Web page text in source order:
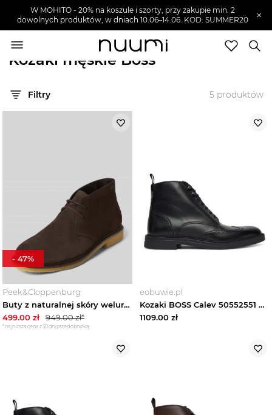
W MOHITO - 20% na koszule i szorty, przy zakupie min. 2
dowolnych produktów, w dniach 10.06–14.06. KOD: SUMMER20
×
Kozaki męskie Boss
Filtry 5 produktów
Peek&Cloppenburg
Buty z naturalnej skóry welurowej model ‘KOPE’ Boss Ciemnobrązowy
499.00 zł 949.00zł*
*najniższa cena z 30 dni przed obniżką
- 47%
eobuwie.pl
Kozaki BOSS Calev 50552551 Czarny
1109.00 zł